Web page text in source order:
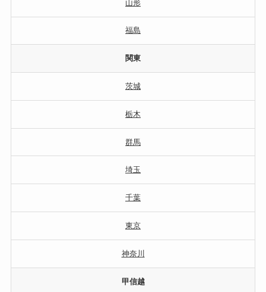
山形
福島
関東
茨城
栃木
群馬
埼玉
千葉
東京
神奈川
甲信越